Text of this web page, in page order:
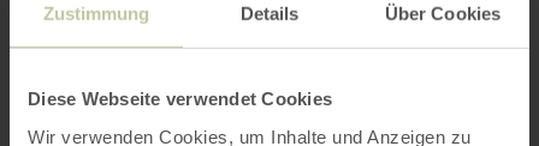
Zustimmung Details Über Cookies
Diese Webseite verwendet Cookies
Wir verwenden Cookies, um Inhalte und Anzeigen zu